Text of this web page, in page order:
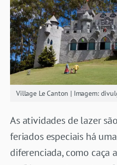
Village Le Canton | Imagem:
As atividades de lazer
feriados especiais há
diferenciada, como caça